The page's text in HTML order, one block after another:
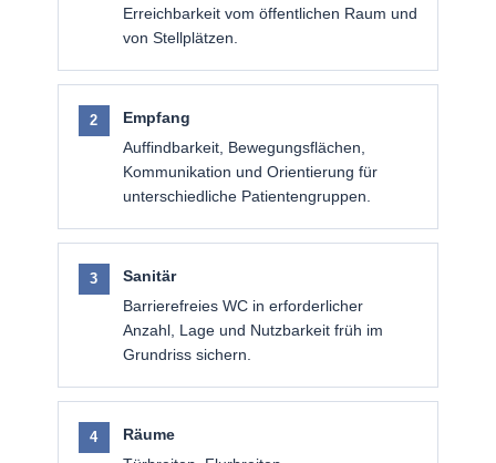
Erreichbarkeit vom öffentlichen Raum und
von Stellplätzen.
Empfang
Auffindbarkeit, Bewegungsflächen,
Kommunikation und Orientierung für
unterschiedliche Patientengruppen.
Sanitär
Barrierefreies WC in erforderlicher
Anzahl, Lage und Nutzbarkeit früh im
Grundriss sichern.
Räume